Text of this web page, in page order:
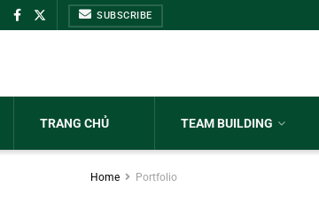
SUBSCRIBE
TRANG CHỦ TEAM BUILDING
Home Portfolio